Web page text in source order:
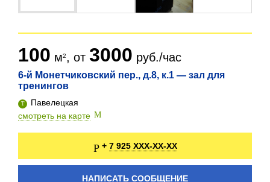
6-й Монетчиковский пер., д.8, к.1 — зал для
тренингов
Павелецкая
смотреть на карте
100 м , от 3000 руб./час
+ 7 925 XXX-XX-XX
НАПИСАТЬ СООБЩЕНИЕ